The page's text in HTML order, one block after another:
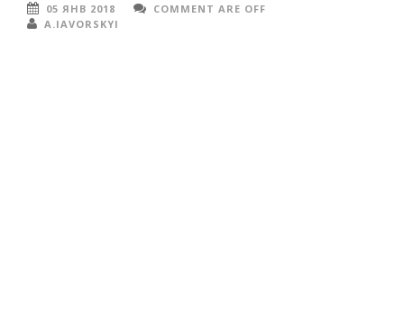
05 ЯНВ 2018
COMMENT ARE OFF
A.IAVORSKYI